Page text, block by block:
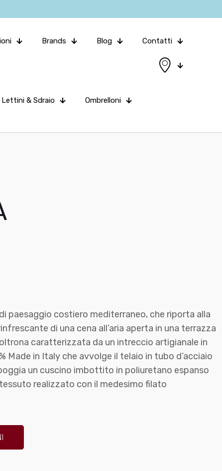
Brands Blog Contatti
Lettini & Sdraio Ombrelloni
di paesaggio costiero mediterraneo, che riporta alla
di una cena all’aria aperta in una terrazza
caratterizzata da un intreccio artigianale in
Made in Italy che avvolge il telaio in tubo d’acciaio
un cuscino imbottito in poliuretano espanso
realizzato con il medesimo filato